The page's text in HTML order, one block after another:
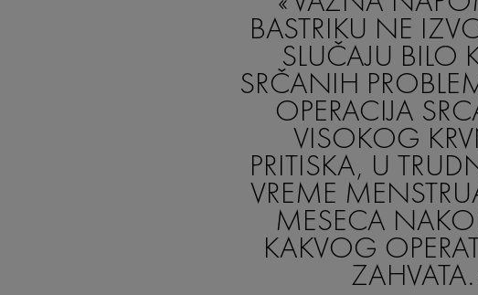
BASTRIKU NE
SLUČAJU BILO
SRČANIH
OPERACIJA
VISOKOG
PRITISKA, U
VREME
MESECA
KAKVOG
ZAHVATA.